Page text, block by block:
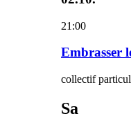
21:00
Embrasser
collectif
Sa